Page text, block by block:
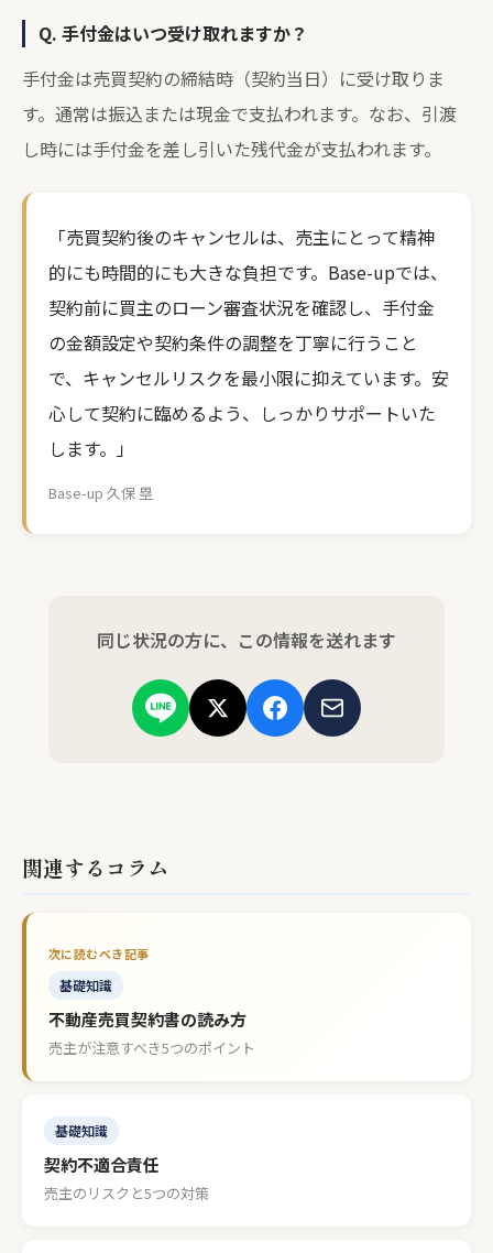
Q. 手付金はいつ受け取れますか？
手付金は売買契約の締結時（契約当日）に受け取りま
す。通常は振込または現金で支払われます。なお、引渡
し時には手付金を差し引いた残代金が支払われます。
「売買契約後のキャンセルは、売主にとって精神
的にも時間的にも大きな負担です。Base-upでは、
契約前に買主のローン審査状況を確認し、手付金
の金額設定や契約条件の調整を丁寧に行うこと
で、キャンセルリスクを最小限に抑えています。安
心して契約に臨めるよう、しっかりサポートいた
します。」
Base-up 久保 塁
同じ状況の方に、この情報を送れます
関連するコラム
基礎知識
不動産売買契約書の読み方
売主が注意すべき5つのポイント
基礎知識
契約不適合責任
売主のリスクと5つの対策